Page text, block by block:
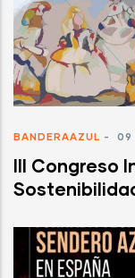
BANDERAAZUL - 09
III Congreso